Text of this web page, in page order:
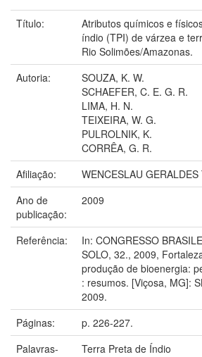
Título:
Atributos químicos e
índio (TPI) de várzea e
Rio Solimões/Amazonas.
Autoria:
SOUZA, K. W.
SCHAEFER, C. E. G. R.
LIMA, H. N.
TEIXEIRA, W. G.
PULROLNIK, K.
CORRÊA, G. R.
Afiliação:
WENCESLAU GERALDES
Ano de
publicação:
2009
Referência:
In: CONGRESSO
SOLO, 32., 2009,
produção de bioenergia:
: resumos. [Viçosa, MG]:
2009.
Páginas:
p. 226-227.
Palavras-
Terra Preta de Índio